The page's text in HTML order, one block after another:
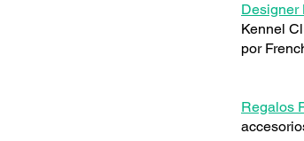
Designer
Kennel
por
Regalos